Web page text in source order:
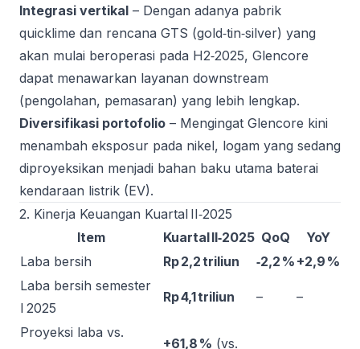
Integrasi vertikal – Dengan adanya pabrik
quicklime dan rencana GTS (gold‑tin‑silver) yang
akan mulai beroperasi pada H2‑2025, Glencore
dapat menawarkan layanan downstream
(pengolahan, pemasaran) yang lebih lengkap.
Diversifikasi portofolio – Mengingat Glencore kini
menambah eksposur pada nikel, logam yang sedang
diproyeksikan menjadi bahan baku utama baterai
kendaraan listrik (EV).
2. Kinerja Keuangan Kuartal II‑2025
Item
Kuartal II‑2025 QoQ
YoY
Laba bersih
Rp 2,2 triliun ‑2,2 % +2,9 %
Laba bersih semester
I 2025
Rp 4,1 triliun – –
Proyeksi laba vs.
+61,8 % (vs.